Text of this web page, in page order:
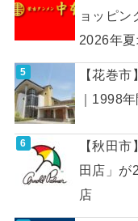
ョッピン
2026年
【花巻
｜1998
【秋田
田店」が
店